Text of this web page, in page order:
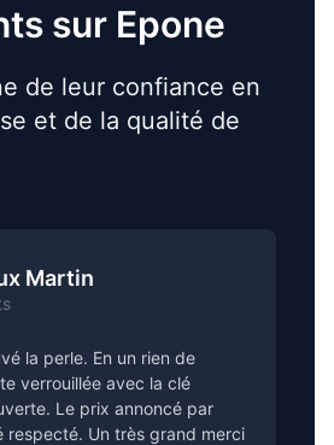
sur Epone
de leur confiance en
et de la qualité de
Martin
la perle. En un rien de
verrouillée avec la clé
Le prix annoncé par
respecté. Un très grand merci